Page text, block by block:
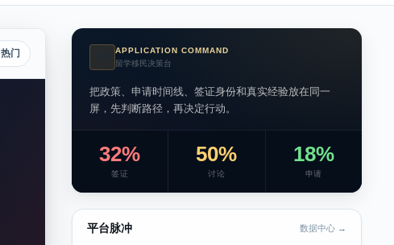
热门
APPLICATION COMMAND
留学移民决策台
把政策、申请时间线、签证身份和真实经验放在同一
屏，先判断路径，再决定行动。
32%
签证
50%
讨论
18%
申请
平台脉冲 数据中心 →